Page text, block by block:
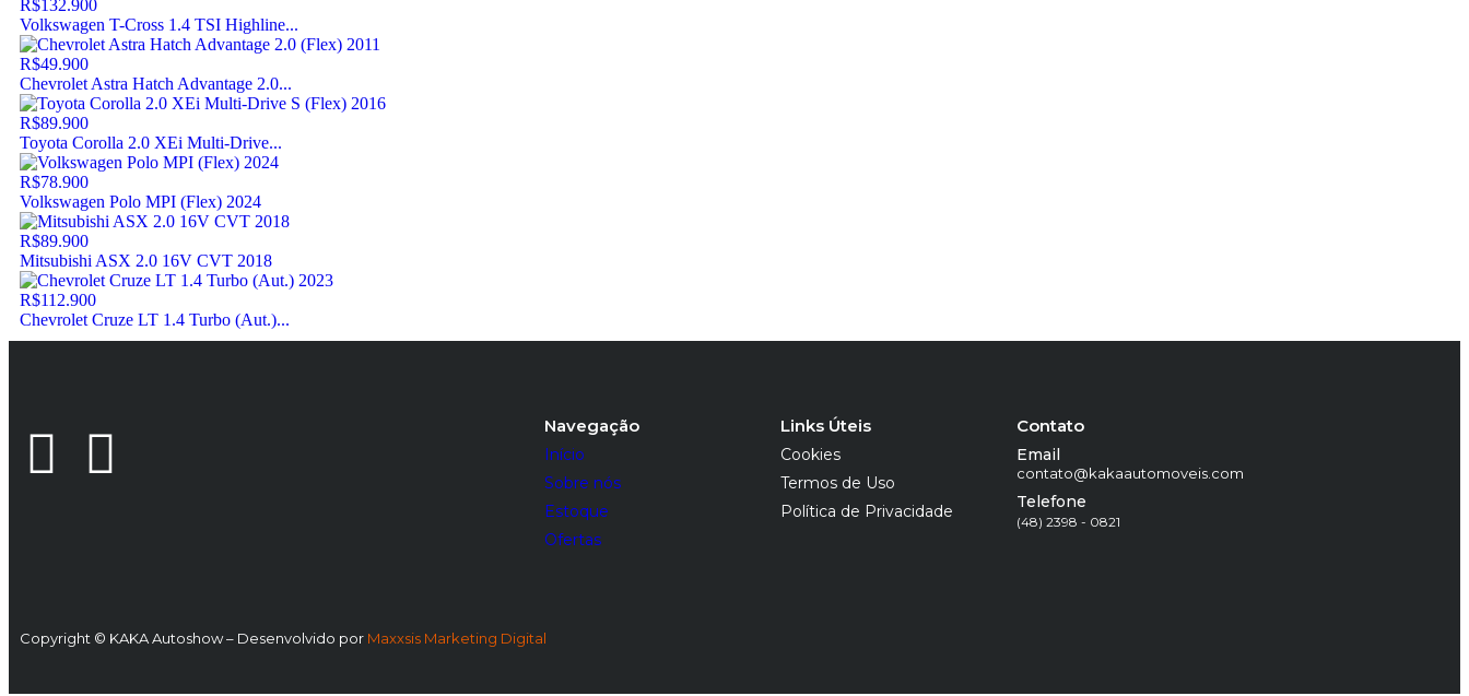
R$132.900
Volkswagen T-Cross 1.4 TSI Highline...
R$49.900
Chevrolet Astra Hatch Advantage 2.0...
R$89.900
Toyota Corolla 2.0 XEi Multi-Drive...
R$78.900
Volkswagen Polo MPI (Flex) 2024
R$89.900
Mitsubishi ASX 2.0 16V CVT 2018
R$112.900
Chevrolet Cruze LT 1.4 Turbo (Aut.)...
Navegação
Início
Sobre nós
Estoque
Ofertas
Links Úteis
Cookies
Termos de Uso
Política de Privacidade
Contato
Email
contato@kakaautomoveis.com
Telefone
(48) 2398 - 0821
Copyright © KAKA Autoshow – Desenvolvido por Maxxsis Marketing Digital